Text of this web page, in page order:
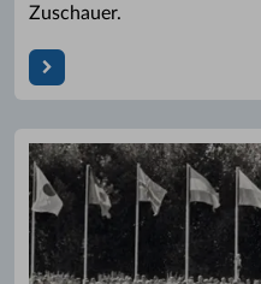
Zuschauer.